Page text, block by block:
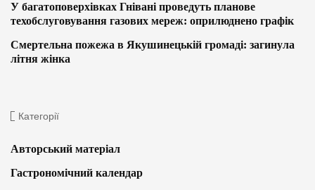
У багатоповерхівках Гнівані проведуть планове
техобслуговування газових мереж: оприлюднено графік
Смертельна пожежа в Якушинецькій громаді: загинула
літня жінка
Категорії
Авторський матеріал
Гастрономічний календар